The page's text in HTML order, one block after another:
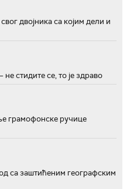
двојника са којим дели и
стидите се, то је здраво
грамофонске ручице
са заштићеним географским